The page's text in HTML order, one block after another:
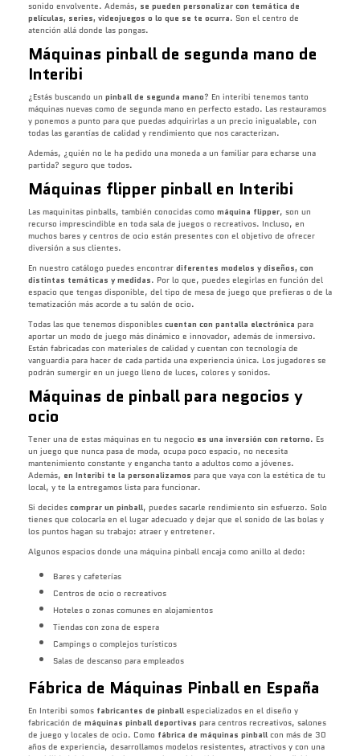
sonido envolvente. Además, se pueden personalizar con temática de
películas, series, videojuegos o lo que se te ocurra. Son el centro de
atención allá donde las pongas.
Máquinas pinball de segunda mano de
Interibi
¿Estás buscando un pinball de segunda mano? En interibi tenemos tanto
máquinas nuevas como de segunda mano en perfecto estado. Las restauramos
y ponemos a punto para que puedas adquirirlas a un precio inigualable, con
todas las garantías de calidad y rendimiento que nos caracterizan.
Además, ¿quién no le ha pedido una moneda a un familiar para echarse una
partida? seguro que todos.
Máquinas flipper pinball en Interibi
Las maquinitas pinballs, también conocidas como máquina flipper, son un
recurso imprescindible en toda sala de juegos o recreativos. Incluso, en
muchos bares y centros de ocio están presentes con el objetivo de ofrecer
diversión a sus clientes.
En nuestro catálogo puedes encontrar diferentes modelos y diseños, con
distintas temáticas y medidas. Por lo que, puedes elegirlas en función del
espacio que tengas disponible, del tipo de mesa de juego que prefieras o de la
tematización más acorde a tu salón de ocio.
Todas las que tenemos disponibles cuentan con pantalla electrónica para
aportar un modo de juego más dinámico e innovador, además de inmersivo.
Están fabricadas con materiales de calidad y cuentan con tecnología de
vanguardia para hacer de cada partida una experiencia única. Los jugadores se
podrán sumergir en un juego lleno de luces, colores y sonidos.
Máquinas de pinball para negocios y
ocio
Tener una de estas máquinas en tu negocio es una inversión con retorno. Es
un juego que nunca pasa de moda, ocupa poco espacio, no necesita
mantenimiento constante y engancha tanto a adultos como a jóvenes.
Además, en Interibi te la personalizamos para que vaya con la estética de tu
local, y te la entregamos lista para funcionar.
Si decides comprar un pinball, puedes sacarle rendimiento sin esfuerzo. Solo
tienes que colocarla en el lugar adecuado y dejar que el sonido de las bolas y
los puntos hagan su trabajo: atraer y entretener.
Algunos espacios donde una máquina pinball encaja como anillo al dedo:
Bares y cafeterías
Centros de ocio o recreativos
Hoteles o zonas comunes en alojamientos
Tiendas con zona de espera
Campings o complejos turísticos
Salas de descanso para empleados
Fábrica de Máquinas Pinball en España
En Interibi somos fabricantes de pinball especializados en el diseño y
fabricación de máquinas pinball deportivas para centros recreativos, salones
de juego y locales de ocio. Como fábrica de máquinas pinball con más de 30
años de experiencia, desarrollamos modelos resistentes, atractivos y con una